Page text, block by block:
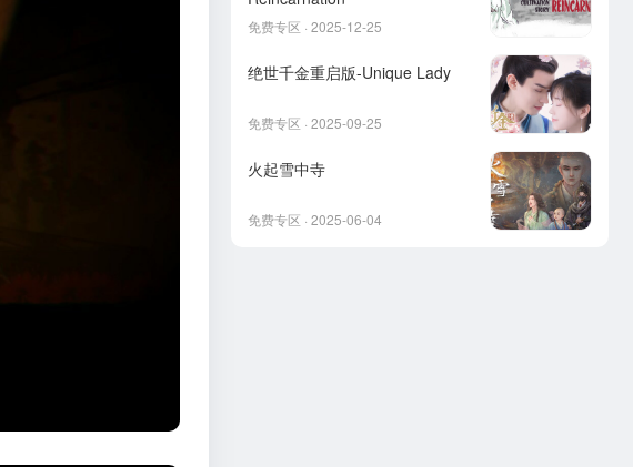
免费专区 · 2025-12-25
绝世千金重启版-Unique Lady
免费专区 · 2025-09-25
火起雪中寺
免费专区 · 2025-06-04